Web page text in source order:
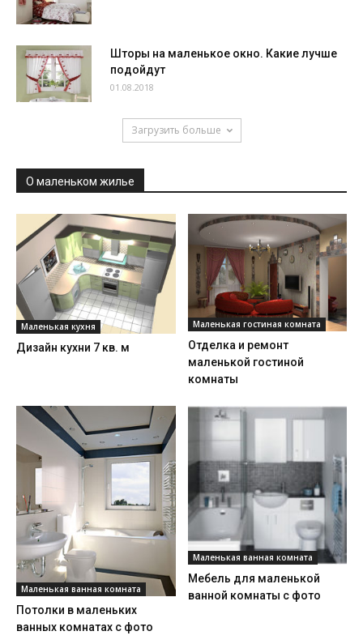
Шторы на маленькое окно. Какие лучше
подойдут
01.08.2018
Загрузить больше
О маленьком жилье
Маленькая кухня
Дизайн кухни 7 кв. м
Маленькая гостиная комната
Отделка и ремонт
маленькой гостиной
комнаты
Маленькая ванная комната
Потолки в маленьких
ванных комнатах с фото
Маленькая ванная комната
Мебель для маленькой
ванной комнаты с фото